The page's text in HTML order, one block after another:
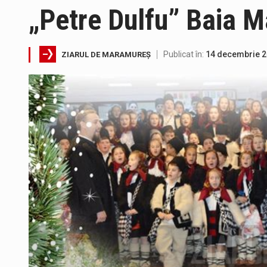
Directorul OCPI Maramures,
Testarea independentă a
Vremea va fi caniculară.
Proiectul de lege privind
Pe scurt. Statuia lui PINTEA
„Petre Dulfu” Baia
ZIARUL DE MARAMUREȘ Publicat în: 14 decembrie